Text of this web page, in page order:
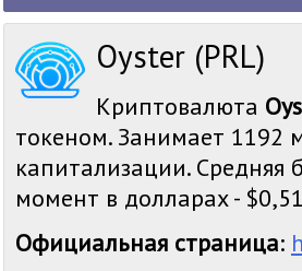
Oyster (PRL)
Криптовалюта
токеном. Занимает 1192
капитализации. Средняя
момент в долларах -
Официальная страница: